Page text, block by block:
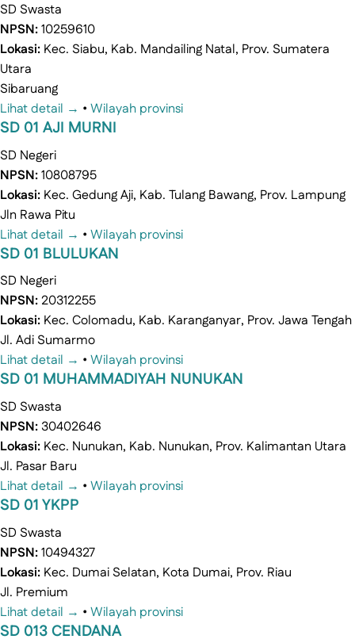
SD Swasta
NPSN:10259610
Lokasi: Kec. Siabu, Kab. Mandailing Natal, Prov. Sumatera
Utara
Sibaruang
Lihat detail → • Wilayah provinsi
SD 01 AJI MURNI
SD Negeri
NPSN:10808795
Lokasi: Kec. Gedung Aji, Kab. Tulang Bawang, Prov. Lampung
Jln Rawa Pitu
Lihat detail → • Wilayah provinsi
SD 01 BLULUKAN
SD Negeri
NPSN: 20312255
Lokasi: Kec. Colomadu, Kab. Karanganyar, Prov. Jawa Tengah
Jl. Adi Sumarmo
Lihat detail → • Wilayah provinsi
SD 01 MUHAMMADIYAH NUNUKAN
SD Swasta
NPSN: 30402646
Lokasi: Kec. Nunukan, Kab. Nunukan, Prov. Kalimantan Utara
Jl. Pasar Baru
Lihat detail → • Wilayah provinsi
SD 01 YKPP
SD Swasta
NPSN:10494327
Lokasi: Kec. Dumai Selatan, Kota Dumai, Prov. Riau
Jl. Premium
Lihat detail → • Wilayah provinsi
SD 013 CENDANA